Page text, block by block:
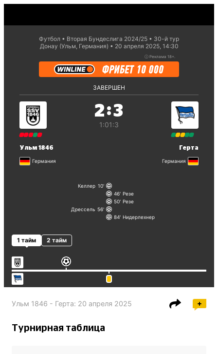
Футбол Вторая Бундеслига 2024/25
30-й тур
Донау (Ульм, Германия)
20 апреля 2025, 14:30
ⓘ Реклама 18+.
ЗАВЕРШЕН
Ульм 1846
Германия
2:3
1:01:3
Герта
Германия
Келлер 10
46 Резе
50 Резе
Дрессель 56
84 Нидерлехнер
1 тайм 2 тайм
Ульм 1846 - Герта: 20 апреля 2025
Турнирная таблица